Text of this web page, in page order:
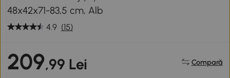
48x42x71-83,5 cm, Alb
4.9 (15)
209,99 Lei Compară